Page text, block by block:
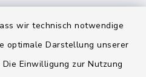
wir technisch notwendige
optimale Darstellung unserer
Einwilligung zur Nutzung